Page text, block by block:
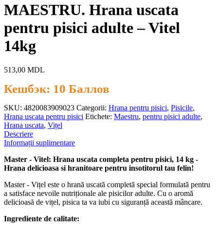
MAESTRU. Hrana uscata
pentru pisici adulte – Vitel
14kg
513,00 MDL
Кешбэк: 10 Баллов
SKU: 4820083909023 Categorii: Hrana pentru pisici, Pisicile,
Hrana uscata pentru pisici Etichete: Maestru, pentru pisici adulte,
Hrana uscata, Vițel
Descriere
Informații suplimentare
Master - Vitel: Hrana uscata completa pentru pisici, 14 kg -
Hrana delicioasa si hranitoare pentru insotitorul tau felin!
Master - Vițel este o hrană uscată completă special formulată pentru
a satisface nevoile nutriționale ale pisicilor adulte. Cu o aromă
delicioasă de vițel, pisica ta va iubi cu siguranță această mâncare.
Ingrediente de calitate: